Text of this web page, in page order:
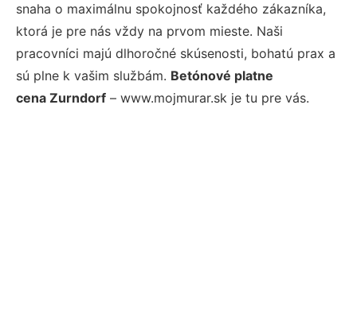
snaha o maximálnu spokojnosť každého zákazníka,
ktorá je pre nás vždy na prvom mieste. Naši
pracovníci majú dlhoročné skúsenosti, bohatú prax a
sú plne k vašim službám. Betónové platne
cena Zurndorf – www.mojmurar.sk je tu pre vás.